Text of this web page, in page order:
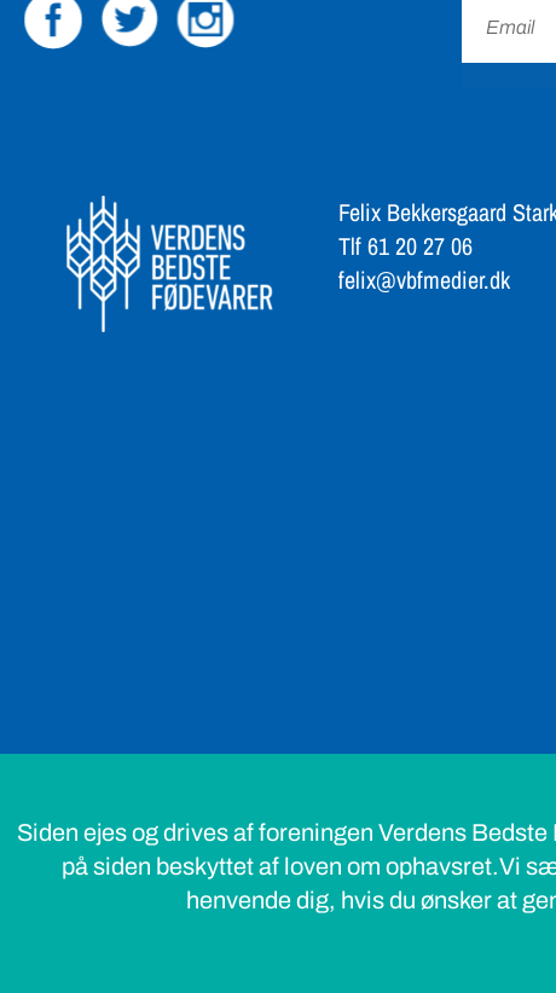
Felix Bekkersgaard
Tlf 61 20 27 06
felix@vbfmedier.dk
Siden ejes og drives af foreningen Verdens
på siden beskyttet af loven om ophavsret.Vi
henvende dig, hvis du ønsker at